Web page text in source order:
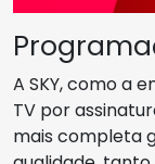
A SKY, como a
TV por
mais completa